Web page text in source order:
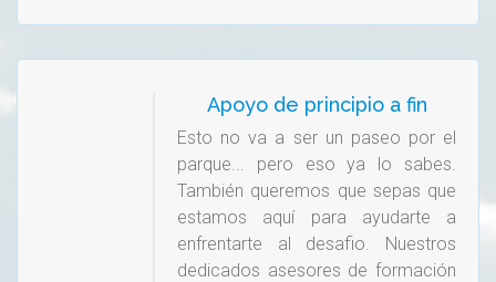
Apoyo de principio a fin
Esto no va a ser un paseo por el
parque... pero eso ya lo sabes.
También queremos que sepas que
estamos aquí para ayudarte a
enfrentarte al desafio. Nuestros
dedicados asesores de formación